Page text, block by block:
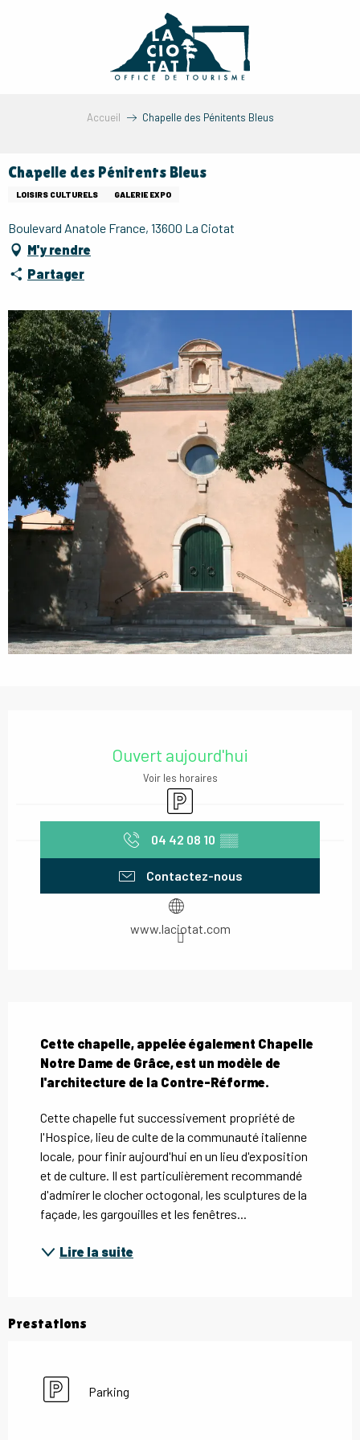
Accueil Chapelle des Pénitents Bleus
Chapelle des Pénitents Bleus
LOISIRS CULTURELS GALERIE EXPO
Boulevard Anatole France, 13600 La Ciotat
M'y rendre
Partager
Ouvert aujourd'hui
Voir les horaires
Parking
04 42 08 10 ▒▒
Contactez-nous
www.laciotat.com
Cette chapelle, appelée également Chapelle
Notre Dame de Grâce, est un modèle de
l'architecture de la Contre-Réforme.
Cette chapelle fut successivement propriété de
l'Hospice, lieu de culte de la communauté italienne
locale, pour finir aujourd'hui en un lieu d'exposition
et de culture. Il est particulièrement recommandé
d'admirer le clocher octogonal, les sculptures de la
façade, les gargouilles et les fenêtres...
Lire la suite
Prestations
Parking